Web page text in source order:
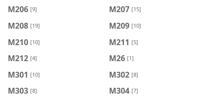
M206 [9] M207 [15]
M208 [19] M209 [10]
M210 [10] M211 [5]
M212 [4] M26 [1]
M301 [10] M302 [8]
M303 [8] M304 [7]